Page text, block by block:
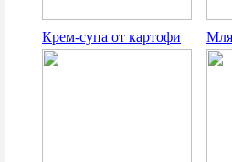
Крем-супа от картофи